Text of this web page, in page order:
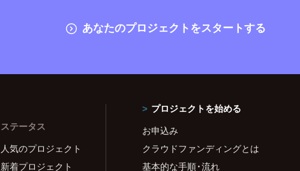
あなたのプロジェクトをスタートする
ステータス
人気のプロジェクト
新着プロジェクト
プロジェクトを始める
お申込み
クラウドファンディングとは
基本的な手順・流れ